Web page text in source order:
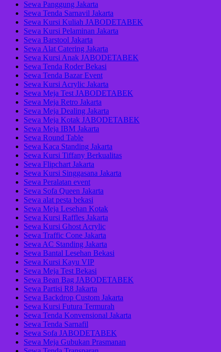
Sewa Panggung Jakarta
Sewa Tenda Sarnavil Jakarta
Sewa Kursi Kuliah JABODETABEK
Sewa Kursi Pelaminan Jakarta
Sewa Barstool Jakarta
Sewa Alat Catering Jakarta
Sewa Kursi Anak JABODETABEK
Sewa Tenda Roder Bekasi
Sewa Tenda Bazar Event
Sewa Kursi Acrylic Jakarta
Sewa Meja Test JABODETABEK
Sewa Meja Retro Jakarta
Sewa Meja Dealing Jakarta
Sewa Meja Kotak JABODETABEK
Sewa Meja IBM Jakarta
Sewa Round Table
Sewa Kaca Standing Jakarta
Sewa Kursi Tiffany Berkualitas
Sewa Flipchart Jakarta
Sewa Kursi Singgasana Jakarta
Sewa Peralatan event
Sewa Sofa Queen Jakarta
Sewa alat pesta bekasi
Sewa Meja Lesehan Kotak
Sewa Kursi Raffles Jakarta
Sewa Kursi Ghost Acrylic
Sewa Traffic Cone Jakarta
Sewa AC Standing Jakarta
Sewa Bantal Lesehan Bekasi
Sewa Kursi Kayu VIP
Sewa Meja Test Bekasi
Sewa Bean Bag JABODETABEK
Sewa Partisi R8 Jakarta
Sewa Backdrop Custom Jakarta
Sewa Kursi Futura Termurah
Sewa Tenda Konvensional Jakarta
Sewa Tenda Sarnafil
Sewa Sofa JABODETABEK
Sewa Meja Gubukan Prasmanan